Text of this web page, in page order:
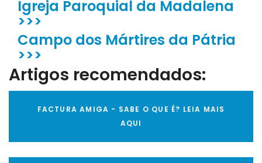
Igreja Paroquial da Madalena
>>>
Campo dos Mártires da Pátria
>>>
Artigos recomendados:
FACTURA AMIGA - SABE O QUE É? LEIA MAIS
AQUI